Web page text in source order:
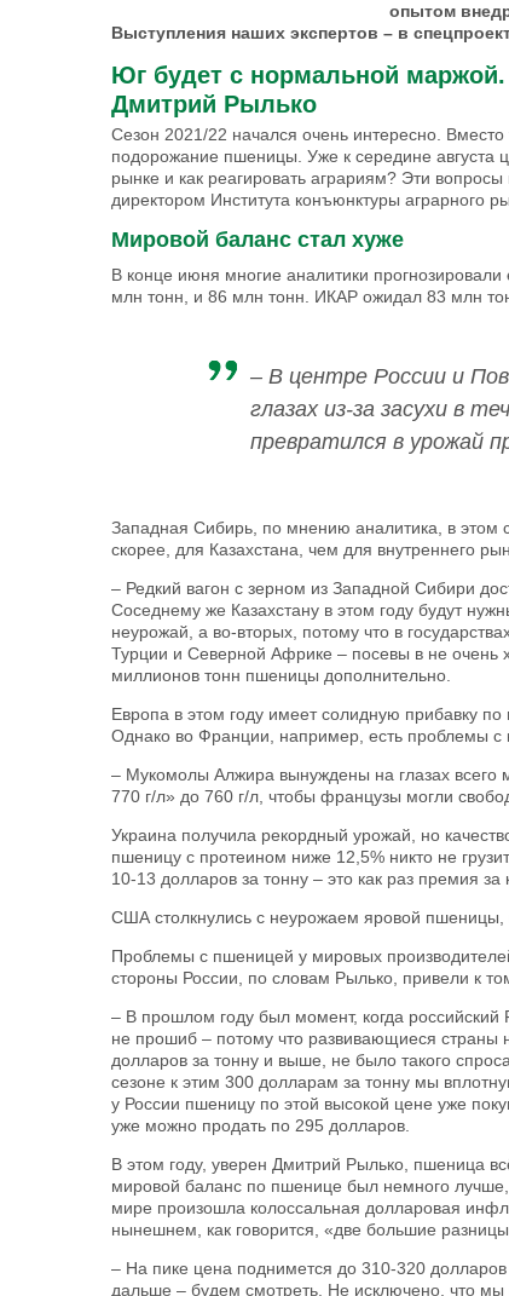
опытом
Выступления наших экспертов – в
Юг будет с нормальной
Дмитрий Рылько
Сезон 2021/22 начался очень интересно.
подорожание пшеницы. Уже к середине августа
рынке и как реагировать аграриям? Эти
директором Института конъюнктуры аграрного
Мировой баланс стал хуже
В конце июня многие аналитики
млн тонн, и 86 млн тонн. ИКАР ожидал 83 млн
– В центре России и
глазах из-за засухи в
превратился в урожай
Западная Сибирь, по мнению аналитика, в этом
скорее, для Казахстана, чем для внутреннего
– Редкий вагон с зерном из Западной Сибири
Соседнему же Казахстану в этом году будут
неурожай, а во-вторых, потому что в
Турции и Северной Африке – посевы в не очень
миллионов тонн пшеницы дополнительно.
Европа в этом году имеет солидную прибавку
Однако во Франции, например, есть проблемы с
– Мукомолы Алжира вынуждены на глазах всего
770 г/л» до 760 г/л, чтобы французы могли
Украина получила рекордный урожай, но
пшеницу с протеином ниже 12,5% никто не
10-13 долларов за тонну – это как раз премия за
США столкнулись с неурожаем яровой пшеницы,
Проблемы с пшеницей у мировых
стороны России, по словам Рылько, привели к
– В прошлом году был момент, когда российский
не прошиб – потому что развивающиеся страны
долларов за тонну и выше, не было такого
сезоне к этим 300 долларам за тонну мы
у России пшеницу по этой высокой цене уже
уже можно продать по 295 долларов.
В этом году, уверен Дмитрий Рылько, пшеница
мировой баланс по пшенице был немного
мире произошла колоссальная долларовая
нынешнем, как говорится, «две большие
– На пике цена поднимется до 310-320
дальше – будем смотреть. Не исключено, что